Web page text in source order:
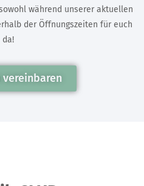
während unserer aktuellen
der Öffnungszeiten für euch
da!
vereinbaren